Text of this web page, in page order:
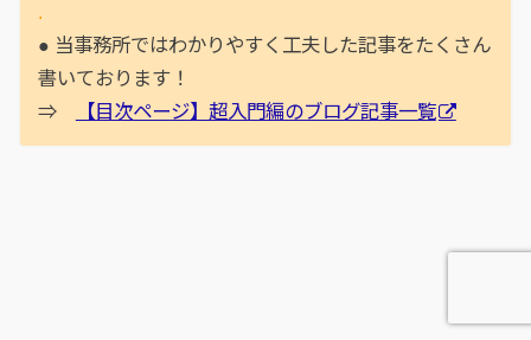
.
● 当事務所ではわかりやすく工夫した記事をたくさん
書いております！
⇒
【目次ページ】超入門編のブログ記事一覧